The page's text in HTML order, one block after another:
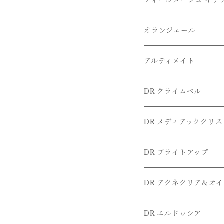
オランジェール
アルティメイト
DR クライムベル
DR メディアッククリ
DR ブライトアップ
DR アクネクリア＆オ
DR エルドゥシア